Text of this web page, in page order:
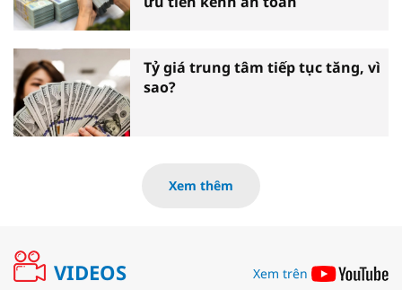
Tỷ giá trung tâm tiếp tục tăng, vì
sao?
Xem thêm
VIDEOS Xem trên